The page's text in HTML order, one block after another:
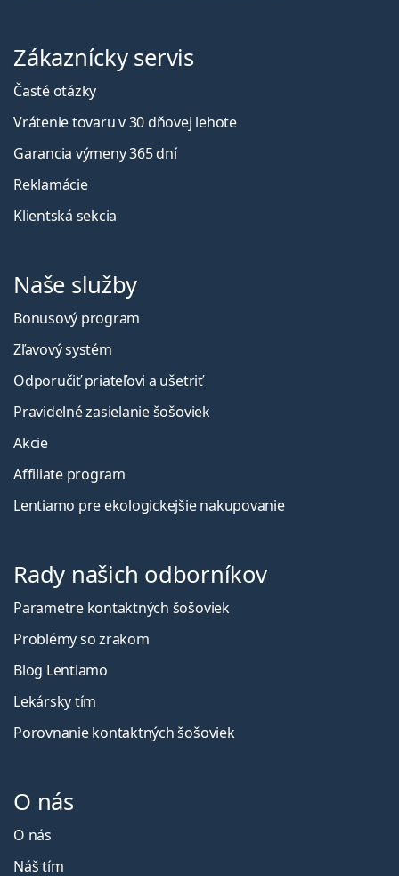
Zákaznícky servis
Časté otázky
Vrátenie tovaru v 30 dňovej lehote
Garancia výmeny 365 dní
Reklamácie
Klientská sekcia
Naše služby
Bonusový program
Zľavový systém
Odporučiť priateľovi a ušetriť
Pravidelné zasielanie šošoviek
Akcie
Affiliate program
Lentiamo pre ekologickejšie nakupovanie
Rady našich odborníkov
Parametre kontaktných šošoviek
Problémy so zrakom
Blog Lentiamo
Lekársky tím
Porovnanie kontaktných šošoviek
O nás
O nás
Náš tím